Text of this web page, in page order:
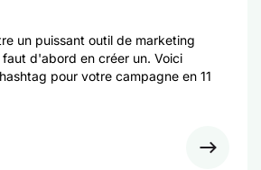
un puissant outil de marketing
d'abord en créer un. Voici
pour votre campagne en 11